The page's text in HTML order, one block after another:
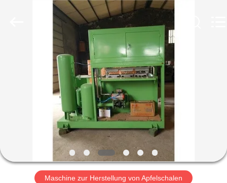
STARTSEITE
PRODUKTE
VIDEOS
ÜBER
UNS
Maschine zur Herstellung von Apfelschalen